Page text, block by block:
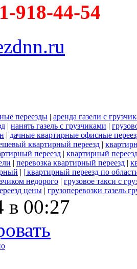
918-44-54
переезды | аренда газели с
| нанять газель с грузчиками |
| дачные квартирные офисные
квартирный переезд |
переезд | квартирный
| перевозка квартирный переезд |
| | квартирный переезд по
недорого | грузовое такси с
цены | грузоперевозки газель
в 00:27